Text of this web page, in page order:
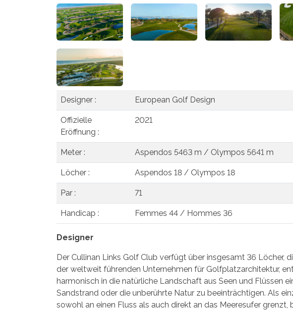
Designer : European Golf Design
Offizielle
Eröffnung :
2021
Meter : Aspendos 5463 m / Olympos 5641 m
Löcher : Aspendos 18 / Olympos 18
Par : 71
Handicap : Femmes 44 / Hommes 36
Designer
Der Cullinan Links Golf Club verfügt über insgesamt 36 Löcher,
der weltweit führenden Unternehmen für Golfplatzarchitektur,
harmonisch in die natürliche Landschaft aus Seen und Flüssen
Sandstrand oder die unberührte Natur zu beeinträchtigen. Als
sowohl an einen Fluss als auch direkt an das Meeresufer grenzt,